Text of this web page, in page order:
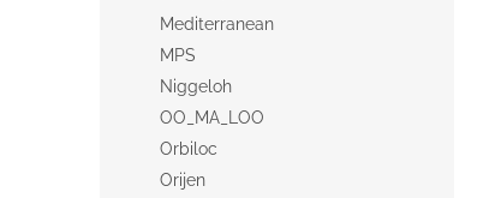
Mediterranean
MPS
Niggeloh
OO_MA_LOO
Orbiloc
Orijen